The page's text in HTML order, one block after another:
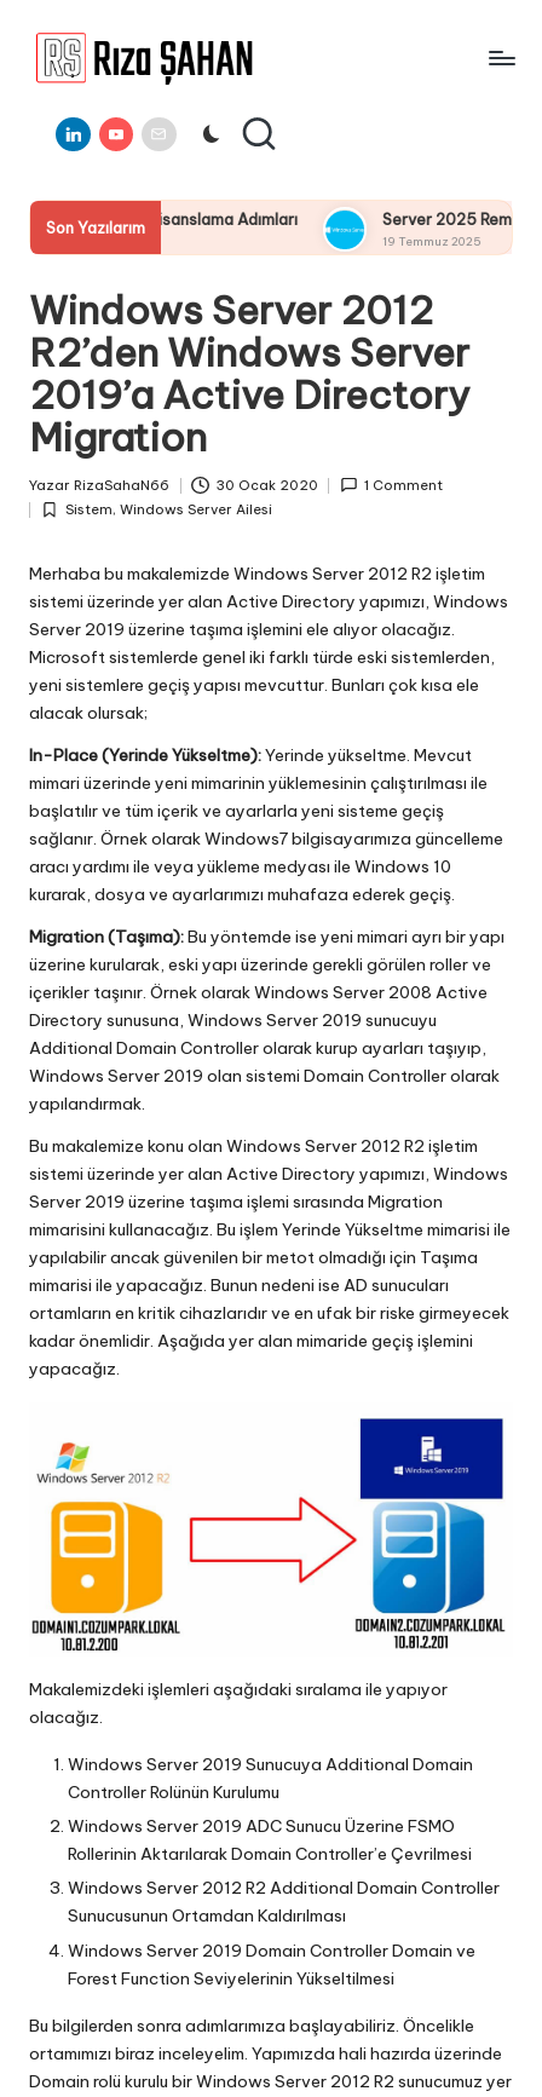
a
Ş
A
H
A
N
Bilgi
Paylaşım
LinkedinYoutube
E-
Mail
Son Yazılarım
Adımları Server 2025 Remote Desktop Services
19 Temmuz 2025
Windows Server 2012
R2’den Windows Server
2019’a Active Directory
Migration
by
Yazar RizaSahaN66 30 Ocak 2020 1 Comment
Posted
Sistem, Windows Server Ailesi
Merhaba bu makalemizde Windows Server 2012 R2 işletim
sistemi üzerinde yer alan Active Directory yapımızı, Windows
Server 2019 üzerine taşıma işlemini ele alıyor olacağız.
Microsoft sistemlerde genel iki farklı türde eski sistemlerden,
yeni sistemlere geçiş yapısı mevcuttur. Bunları çok kısa ele
alacak olursak;
In-Place (Yerinde Yükseltme):Yerinde yükseltme. Mevcut
mimari üzerinde yeni mimarinin yüklemesinin çalıştırılması ile
başlatılır ve tüm içerik ve ayarlarla yeni sisteme geçiş
sağlanır. Örnek olarak Windows7 bilgisayarımıza güncelleme
aracı yardımı ile veya yükleme medyası ile Windows 10
kurarak, dosya ve ayarlarımızı muhafaza ederek geçiş.
Migration (Taşıma):Bu yöntemde ise yeni mimari ayrı bir yapı
üzerine kurularak, eski yapı üzerinde gerekli görülen roller ve
içerikler taşınır. Örnek olarak Windows Server 2008 Active
Directory sunusuna, Windows Server 2019 sunucuyu
Additional Domain Controller olarak kurup ayarları taşıyıp,
Windows Server 2019 olan sistemi Domain Controller olarak
yapılandırmak.
Bu makalemize konu olan Windows Server 2012 R2 işletim
sistemi üzerinde yer alan Active Directory yapımızı, Windows
Server 2019 üzerine taşıma işlemi sırasında Migration
mimarisini kullanacağız. Bu işlem Yerinde Yükseltme mimarisi ile
yapılabilir ancak güvenilen bir metot olmadığı için Taşıma
mimarisi ile yapacağız. Bunun nedeni ise AD sunucuları
ortamların en kritik cihazlarıdır ve en ufak bir riske girmeyecek
kadar önemlidir. Aşağıda yer alan mimaride geçiş işlemini
yapacağız.
Makalemizdeki işlemleri aşağıdaki sıralama ile yapıyor
olacağız.
Windows Server 2019 Sunucuya Additional Domain
Controller Rolünün Kurulumu
Windows Server 2019 ADC Sunucu Üzerine FSMO
Rollerinin Aktarılarak Domain Controller’e Çevrilmesi
Windows Server 2012 R2 Additional Domain Controller
Sunucusunun Ortamdan Kaldırılması
Windows Server 2019 Domain Controller Domain ve
Forest Function Seviyelerinin Yükseltilmesi
Bu bilgilerden sonra adımlarımıza başlayabiliriz. Öncelikle
ortamımızı biraz inceleyelim. Yapımızda hali hazırda üzerinde
Domain rolü kurulu bir Windows Server 2012 R2 sunucumuz yer